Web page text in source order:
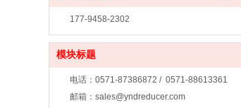
177-9458-2302
模块标题
电话：0571-87386872 / 0571-88613361
邮箱：sales@yndreducer.com